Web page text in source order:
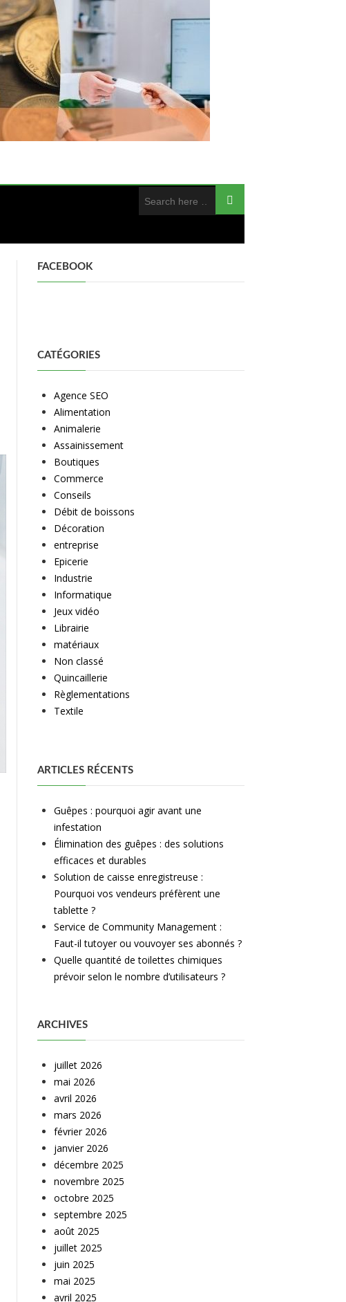
FACEBOOK
CATÉGORIES
Agence SEO
Alimentation
Animalerie
Assainissement
Boutiques
Commerce
Conseils
Débit de boissons
Décoration
entreprise
Epicerie
Industrie
Informatique
Jeux vidéo
Librairie
matériaux
Non classé
Quincaillerie
Règlementations
Textile
ARTICLES RÉCENTS
Guêpes : pourquoi agir avant une
infestation
Élimination des guêpes : des solutions
efficaces et durables
Solution de caisse enregistreuse :
Pourquoi vos vendeurs préfèrent une
tablette ?
Service de Community Management :
Faut-il tutoyer ou vouvoyer ses abonnés ?
Quelle quantité de toilettes chimiques
prévoir selon le nombre d’utilisateurs ?
ARCHIVES
juillet 2026
mai 2026
avril 2026
mars 2026
février 2026
janvier 2026
décembre 2025
novembre 2025
octobre 2025
septembre 2025
août 2025
juillet 2025
juin 2025
mai 2025
avril 2025